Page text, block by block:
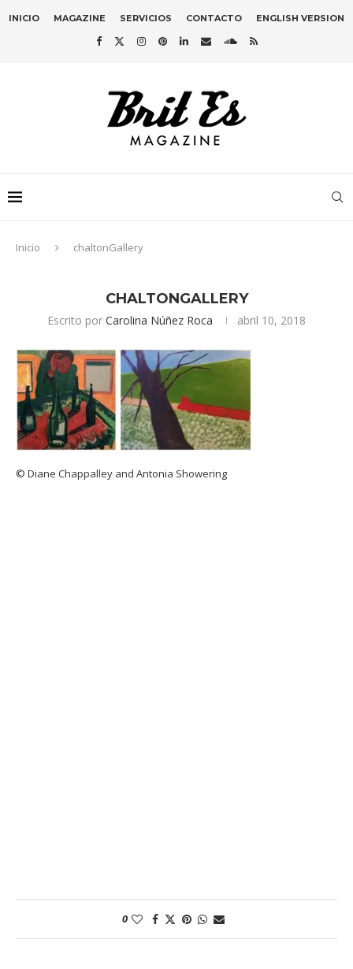
INICIO MAGAZINE SERVICIOS CONTACTO ENGLISH VERSION
Inicio chaltonGallery
CHALTONGALLERY
Escrito por Carolina Núñez Roca abril 10, 2018
© Diane Chappalley and Antonia Showering
0